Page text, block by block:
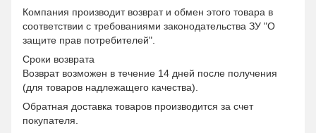
Компания производит возврат и обмен этого товара в
соответствии с требованиями законодательства ЗУ "О
защите прав потребителей".
Сроки возврата
Возврат возможен в течение 14 дней после получения
(для товаров надлежащего качества).
Обратная доставка товаров производится за счет
покупателя.